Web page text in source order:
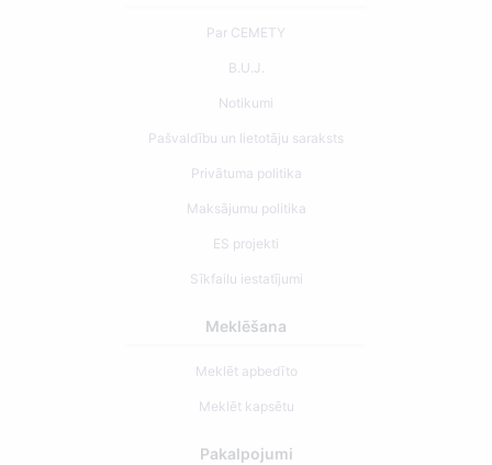
Par CEMETY
B.U.J.
Notikumi
Pašvaldību un lietotāju saraksts
Privātuma politika
Maksājumu politika
ES projekti
Sīkfailu iestatījumi
Meklēšana
Meklēt apbedīto
Meklēt kapsētu
Pakalpojumi